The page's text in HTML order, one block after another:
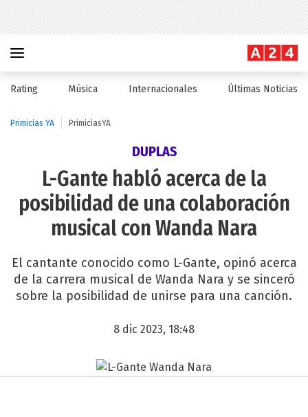
Rating Música Internacionales Últimas Noticias
Primicias YA PrimiciasYA
DUPLAS
L-Gante habló acerca de la
posibilidad de una colaboración
musical con Wanda Nara
El cantante conocido como L-Gante, opinó acerca
de la carrera musical de Wanda Nara y se sinceró
sobre la posibilidad de unirse para una canción.
8 dic 2023, 18:48